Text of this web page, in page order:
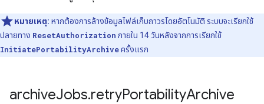
หมายเหตุ: หากต้องการล้างข้อมูลไฟล์เก็บถาวรโดยอัตโนมัติ ระบบจะเรียกใช้
ปลายทาง ResetAuthorization ภายใน 14 วันหลังจากการเรียกใช้
InitiatePortabilityArchiveครั้งแรก
archiveJobs.retryPortabilityArchive